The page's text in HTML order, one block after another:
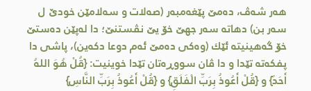
هه‌ر شه‌ڤ، ده‌مێ پێغه‌مبه‌ر (صه‌لات و سه‌لامێن خودێ ل
سه‌ر بن) دهاته‌ سه‌ر جهێ خۆ یێ نڤستنێ؛ دا له‌پێن ده‌ستێ
خۆ گه‌هینیته‌ ئێك (وه‌كی ده‌مێ ئه‌م دوعا دكه‌ین)، پاشی دا
پفكه‌ته‌ تێدا و دا ڤان سووڕه‌تان تێدا خوینیت: {قُلْ هُوَ اللهُ
أَحَدٌ} و {قُلْ أَعُوذُ بِرَبِّ الْفَلَقِ} و {قُلْ أَعُوذُ بِرَبِّ النَّاسِ}